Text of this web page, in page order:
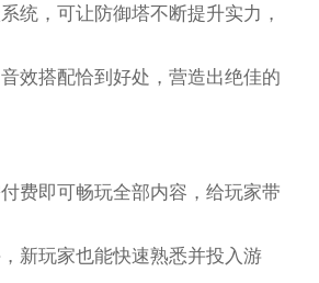
统，可让防御塔不断提升实力，
效搭配恰到好处，营造出绝佳的
费即可畅玩全部内容，给玩家带
新玩家也能快速熟悉并投入游